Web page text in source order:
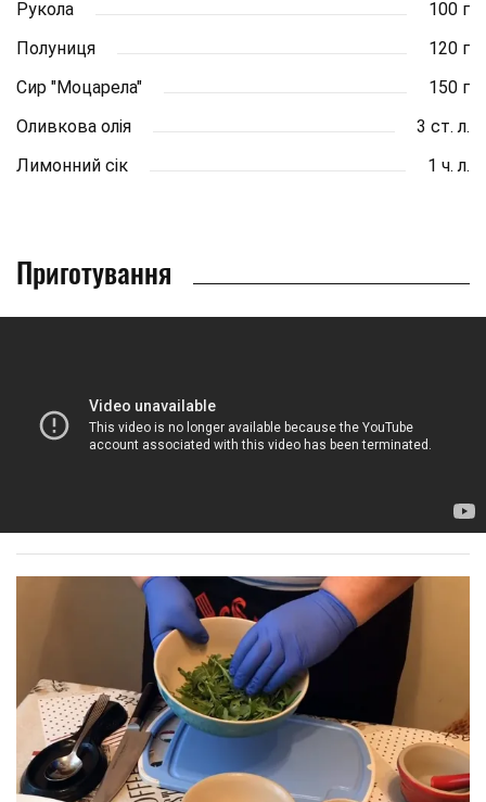
Рукола
100 г
Полуниця
120 г
Сир "Моцарела"
150 г
Оливкова олія
3 ст. л.
Лимонний сік
1 ч. л.
Приготування